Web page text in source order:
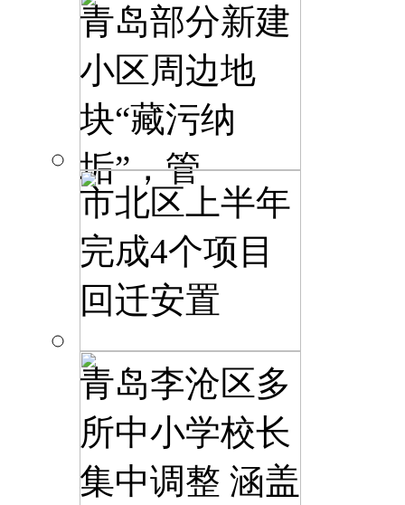
青岛部分新建
小区周边地
块“藏污纳
垢”，管
市北区上半年
完成4个项目
回迁安置
青岛李沧区多
所中小学校长
集中调整 涵盖